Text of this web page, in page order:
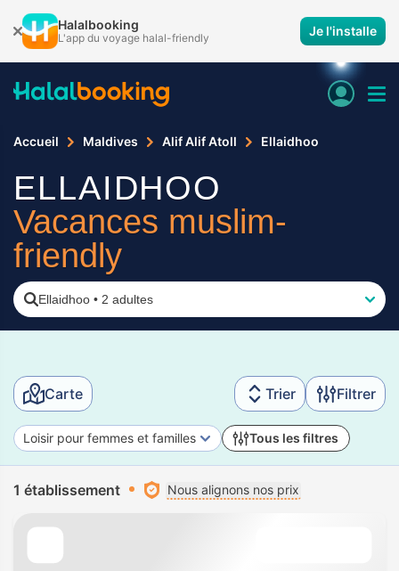
Halalbooking
L'app du voyage halal-friendly Je l'installe
Accueil Maldives Alif Alif Atoll Ellaidhoo
ELLAIDHOO
Vacances muslim-
friendly
Ellaidhoo • 2 adultes
Carte Trier Filtrer
Loisir pour femmes et familles Tous les filtres
1 établissement Nous alignons nos prix